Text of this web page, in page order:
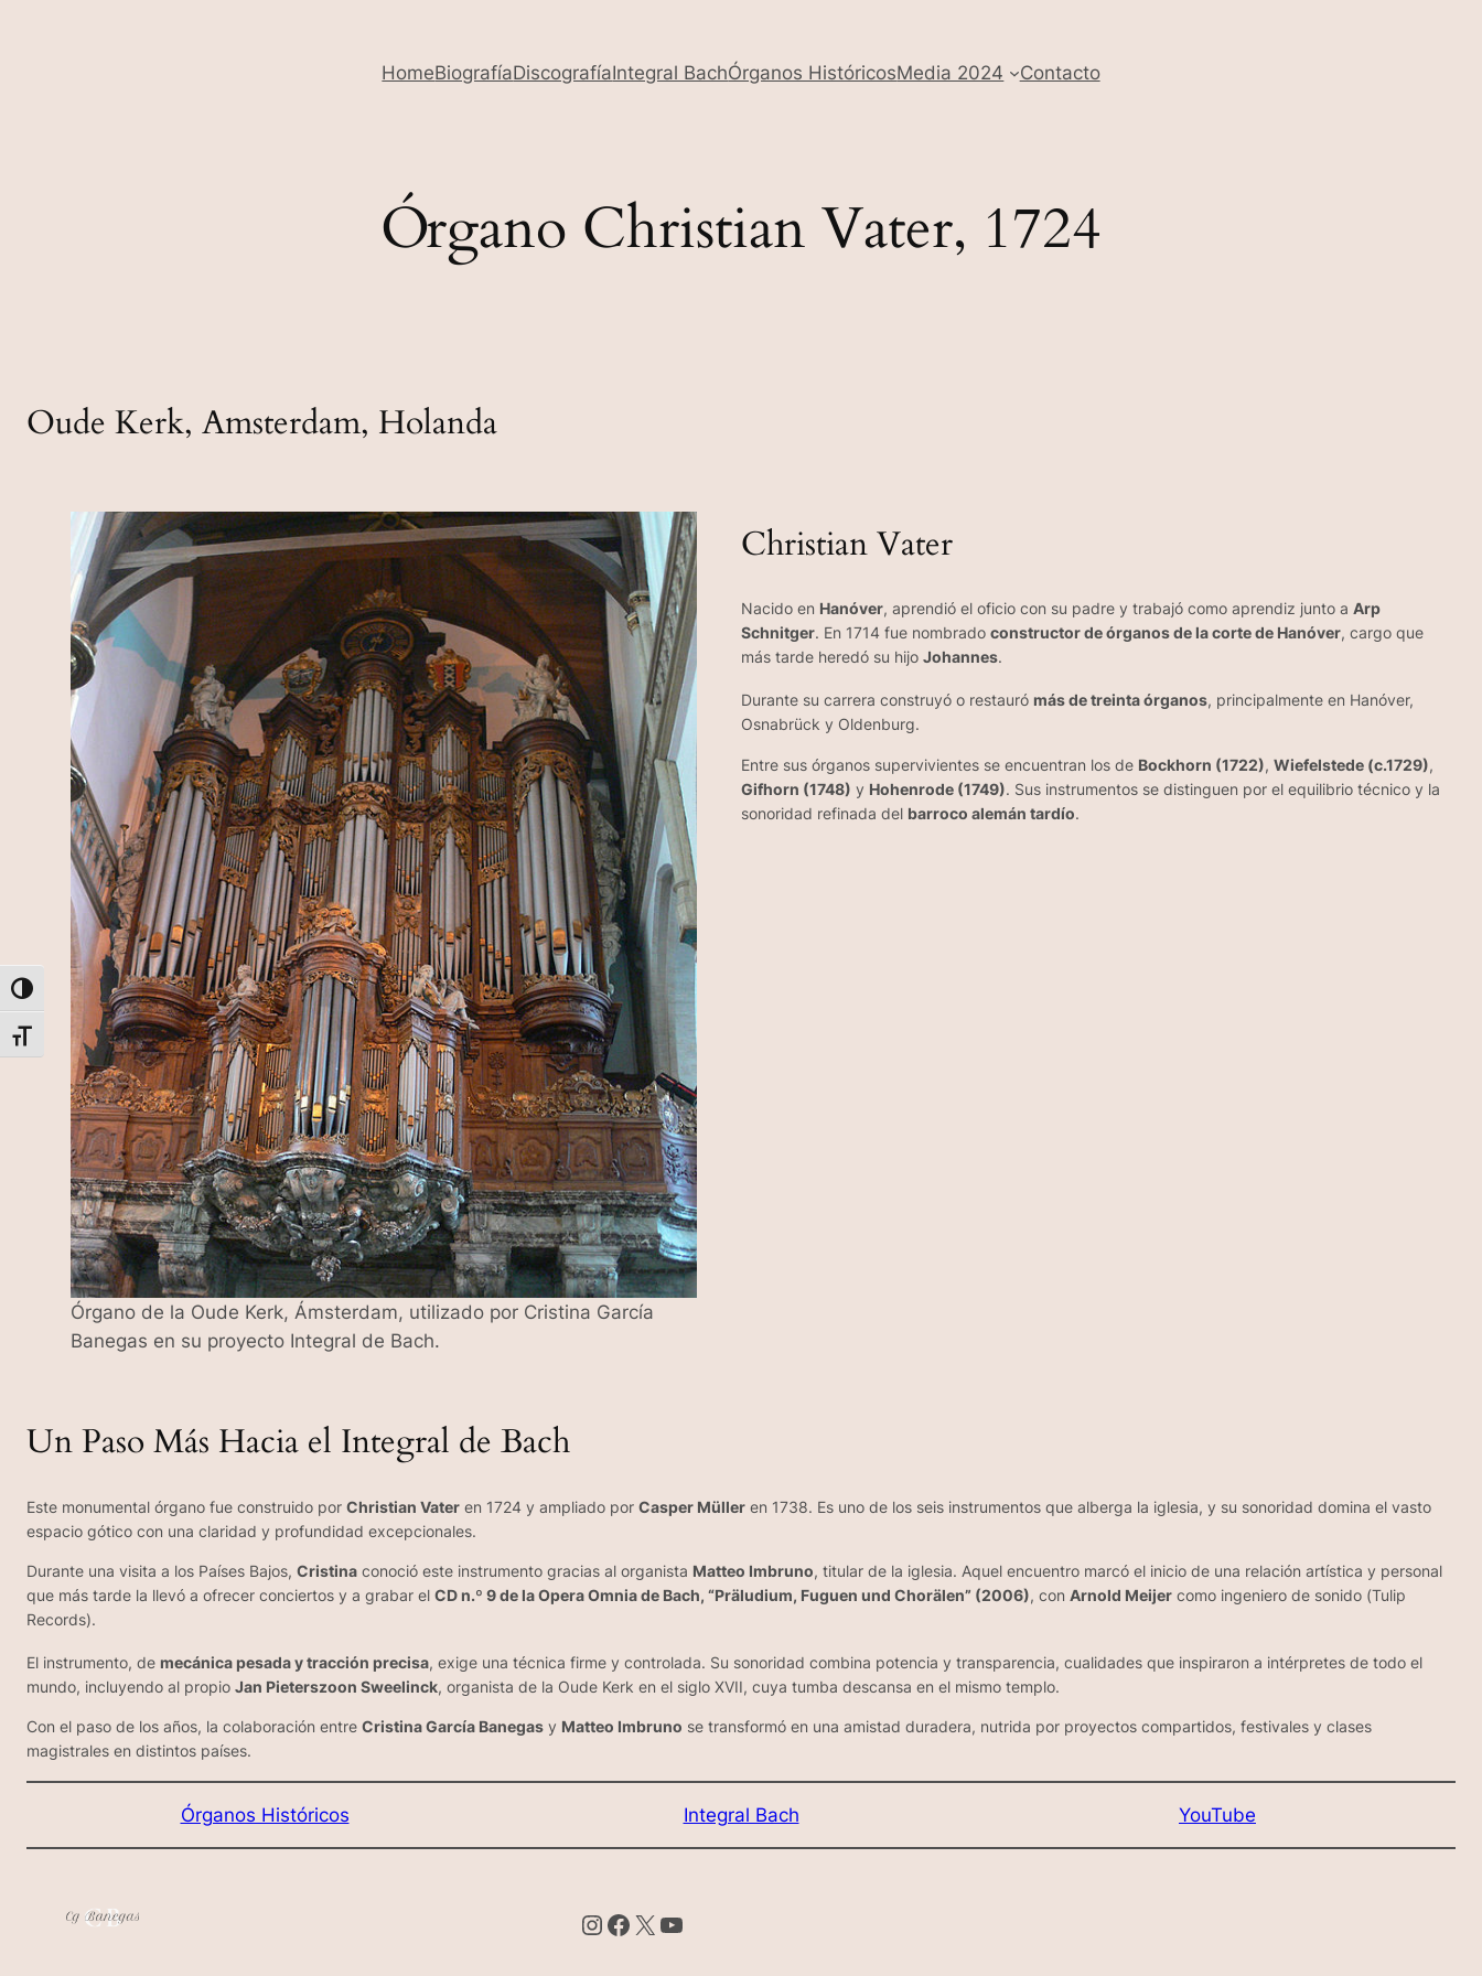
Alternar alto contraste
Alternar tamaño de letra
HomeBiografíaDiscografíaIntegral BachÓrganos HistóricosMedia 2024 Contacto
Órgano Christian Vater, 1724
Oude Kerk, Amsterdam, Holanda
Órgano de la Oude Kerk, Ámsterdam, utilizado por Cristina García
Banegas en su proyecto Integral de Bach.
Christian Vater
Nacido en Hanóver, aprendió el oficio con su padre y trabajó como aprendiz junto a Arp
Schnitger. En 1714 fue nombrado constructor de órganos de la corte de Hanóver, cargo que
más tarde heredó su hijo Johannes.
Durante su carrera construyó o restauró más de treinta órganos, principalmente en Hanóver,
Osnabrück y Oldenburg.
Entre sus órganos supervivientes se encuentran los de Bockhorn (1722), Wiefelstede (c.1729),
Gifhorn (1748) y Hohenrode (1749). Sus instrumentos se distinguen por el equilibrio técnico y la
sonoridad refinada del barroco alemán tardío.
Un Paso Más Hacia el Integral de Bach
Este monumental órgano fue construido por Christian Vater en 1724 y ampliado por Casper Müller en 1738. Es uno de los seis instrumentos que alberga la iglesia, y su sonoridad domina el vasto
espacio gótico con una claridad y profundidad excepcionales.
Durante una visita a los Países Bajos, Cristina conoció este instrumento gracias al organista Matteo Imbruno, titular de la iglesia. Aquel encuentro marcó el inicio de una relación artística y personal
que más tarde la llevó a ofrecer conciertos y a grabar el CD n.º 9 de laOpera Omnia de Bach, “Präludium, Fuguen und Chorälen” (2006), con Arnold Meijer como ingeniero de sonido (Tulip
Records).
El instrumento, de mecánica pesada y tracción precisa, exige una técnica firme y controlada. Su sonoridad combina potencia y transparencia, cualidades que inspiraron a intérpretes de todo el
mundo, incluyendo al propio Jan Pieterszoon Sweelinck, organista de la Oude Kerk en el siglo XVII, cuya tumba descansa en el mismo templo.
Con el paso de los años, la colaboración entre Cristina García Banegas y Matteo Imbruno se transformó en una amistad duradera, nutrida por proyectos compartidos, festivales y clases
magistrales en distintos países.
Órganos Históricos Integral Bach YouTube
Instagram Facebook X YouTube